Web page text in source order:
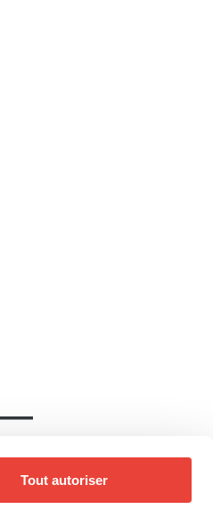
Tout autoriser